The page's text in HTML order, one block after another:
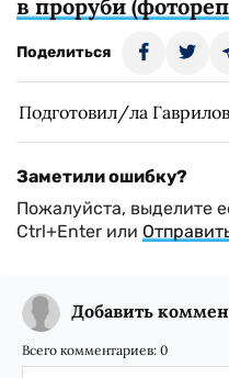
в проруби
Поделиться
Подготовил/ла
Заметили ошибку?
Пожалуйста, выделите
Ctrl+Enter или
Добавить
Всего комментариев: 0